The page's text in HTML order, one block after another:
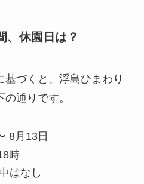
、休園日は？
基づくと、浮島ひまわり
通りです。
8月13日
時
はなし